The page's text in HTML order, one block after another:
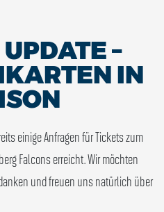
–
IN
einige Anfragen für Tickets zum
Falcons erreicht. Wir möchten
und freuen uns natürlich über